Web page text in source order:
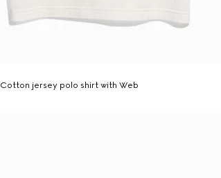
Cotton jersey polo shirt with Web